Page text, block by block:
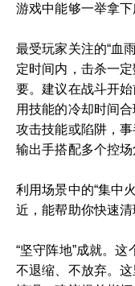
游戏中能够一举拿下
最受玩家关注的“血
定时间内，击杀一
要。建议在战斗开
用技能的冷却时间
攻击技能或陷阱，
输出手搭配多个控场
利用场景中的“集中
近，能帮助你快速清
“坚守阵地”成就。这
不退缩、不放弃。